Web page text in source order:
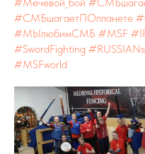
#СМБшагаетПОпланете
#МЫлюбимСМБ #MSF
#SwordFighting
#MSFworld